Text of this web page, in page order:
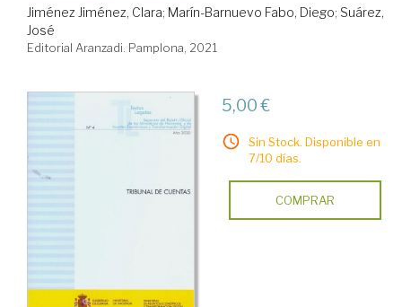
Jiménez Jiménez, Clara; Marín-Barnuevo Fabo, Diego; Suárez,
José
Editorial Aranzadi. Pamplona, 2021
5,00 €
Sin Stock. Disponible en
7/10 días.
COMPRAR